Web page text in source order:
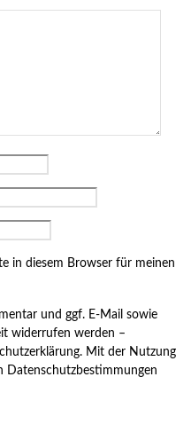
in diesem Browser für meinen
und ggf. E-Mail sowie
widerrufen werden –
Mit der Nutzung
Datenschutzbestimmungen